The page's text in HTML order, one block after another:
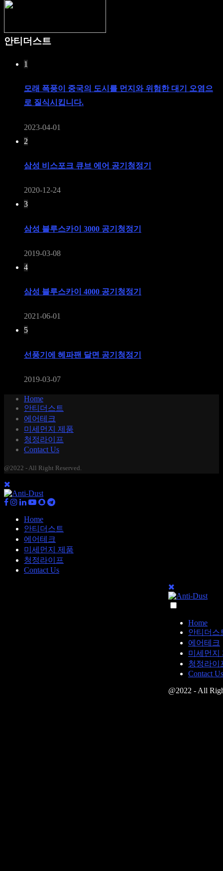
안티더스트
1
모래 폭풍이 중국의 도시를 먼지와 위험한 대기 오염으
로 질식시킵니다.
2023-04-01
2
삼성 비스포크 큐브 에어 공기청정기
2020-12-24
3
삼성 블루스카이 3000 공기청정기
2019-03-08
4
삼성 블루스카이 4000 공기청정기
2021-06-01
5
선풍기에 헤파팬 달면 공기청정기
2019-03-07
Home
안티더스트
에어테크
미세먼지 제품
청정라이프
Contact Us
@2022 - All Right Reserved.
Home
안티더스트
에어테크
미세먼지 제품
청정라이프
Contact Us
Home
안티더스
에어테크
미세먼지
청정라이
Contact Us
@2022 - All